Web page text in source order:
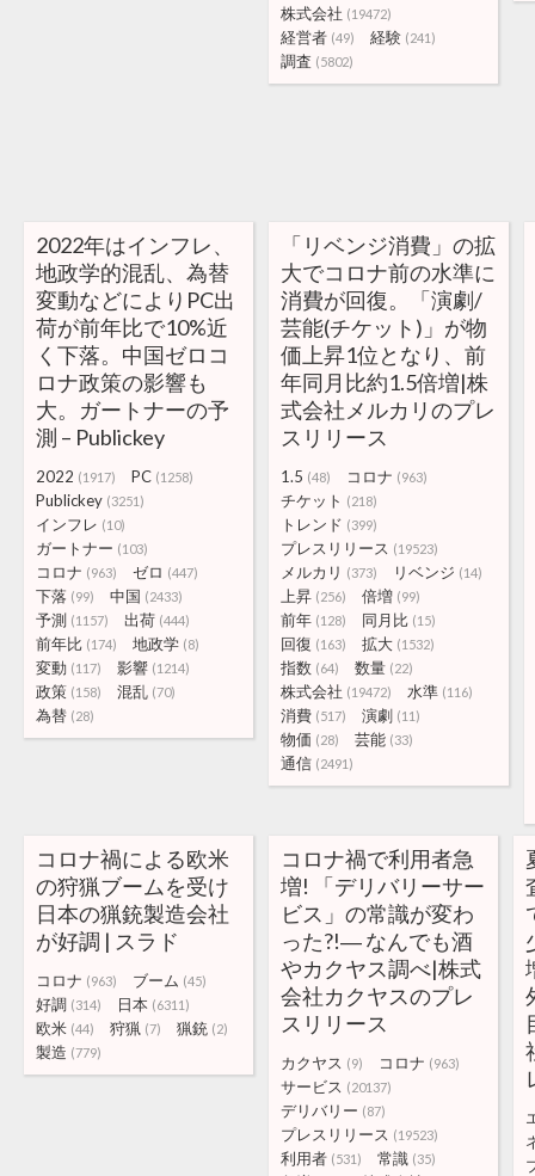
株式会社 (19472)
経営者 (49) 経験 (241)
調査 (5802)
2022年はインフレ、
地政学的混乱、為替
変動などによりPC出
荷が前年比で10%近
く下落。中国ゼロコ
ロナ政策の影響も
大。ガートナーの予
測 – Publickey
2022 (1917) PC (1258)
Publickey (3251)
インフレ (10)
ガートナー (103)
コロナ (963) ゼロ (447)
下落 (99) 中国 (2433)
予測 (1157) 出荷 (444)
前年比 (174) 地政学 (8)
変動 (117) 影響 (1214)
政策 (158) 混乱 (70)
為替 (28)
「リベンジ消費」の拡
大でコロナ前の水準に
消費が回復。「演劇/
芸能(チケット)」が物
価上昇1位となり、前
年同月比約1.5倍増|株
式会社メルカリのプレ
スリリース
1.5 (48) コロナ (963)
チケット (218)
トレンド (399)
プレスリリース (19523)
メルカリ (373) リベンジ (14)
上昇 (256) 倍増 (99)
前年 (128) 同月比 (15)
回復 (163) 拡大 (1532)
指数 (64) 数量 (22)
株式会社 (19472) 水準 (116)
消費 (517) 演劇 (11)
物価 (28) 芸能 (33)
通信 (2491)
コロナ禍による欧米
の狩猟ブームを受け
日本の猟銃製造会社
が好調 | スラド
コロナ (963) ブーム (45)
好調 (314) 日本 (6311)
欧米 (44) 狩猟 (7) 猟銃 (2)
製造 (779)
コロナ禍で利用者急
増! 「デリバリーサー
ビス」の常識が変わ
った?!― なんでも酒
やカクヤス調べ|株式
会社カクヤスのプレ
スリリース
カクヤス (9) コロナ (963)
サービス (20137)
デリバリー (87)
プレスリリース (19523)
利用者 (531) 常識 (35)